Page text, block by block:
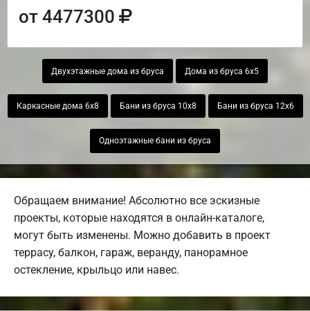
от 4477300
Двухэтажные дома из бруса Дома из бруса 6х5
Каркасные дома 6х8 Бани из бруса 10х8 Бани из бруса 12х6
Одноэтажные бани из бруса
Обращаем внимание! Абсолютно все эскизные
проекты, которые находятся в онлайн-каталоге,
могут быть изменены. Можно добавить в проект
террасу, балкон, гараж, веранду, панорамное
остекление, крыльцо или навес.